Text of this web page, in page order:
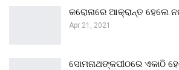
କରୋନାରେ ଆକ୍ରାନ୍ତ ହେଲେ
Apr 21, 2021
ସୋମନାଥଙ୍କପୀଠରେ ଏକାଠି